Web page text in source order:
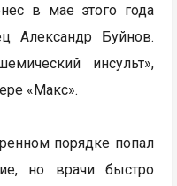
в мае этого года
Александр Буйнов.
инсульт»,
«Макс».
порядке попал
но врачи быстро